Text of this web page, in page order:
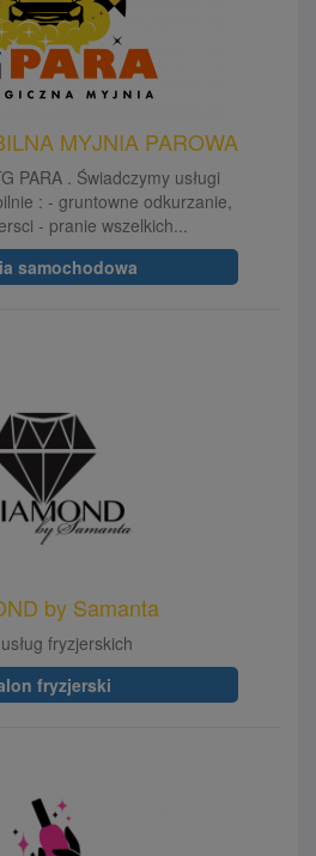
MYJNIA PAROWA
PARA . Świadczymy usługi
: - gruntowne odkurzanie,
- pranie wszelkich...
samochodowa
by Samanta
fryzjerskich
fryzjerski